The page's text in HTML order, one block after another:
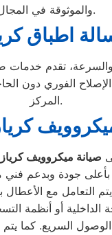
والموثوقة في المجال.
اطباق
تقدم خدمات
الفوري دون
المركز.
صيانة ميكروويف
بأعلى جودة وبدعم
التعامل مع
الداخلية أو أنظمة
السريع. كما